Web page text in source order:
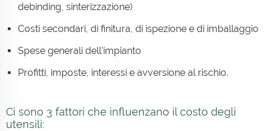
debinding, sinterizzazione)
Costi secondari, di finitura, di ispezione e di imballaggio
Spese generali dell'impianto
Profitti, imposte, interessi e avversione al rischio.
Ci sono 3 fattori che influenzano il costo degli
utensili: